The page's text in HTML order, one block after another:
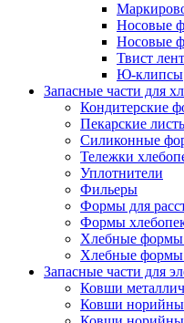
Носовые
Носовые
Твист
Ю-клипсы
Запасные части для
Кондитерские
Пекарские
Силиконные
Тележки
Уплотнители
Фильеры
Формы для
Формы
Хлебные формы
Хлебные формы
Запасные части для
Ковши
Ковши